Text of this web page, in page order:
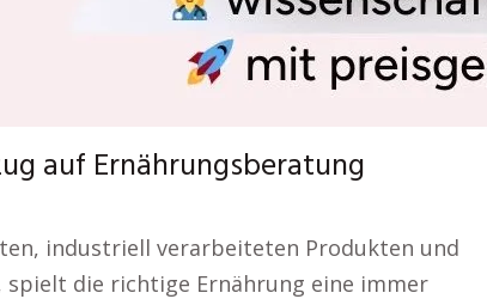
auf Ernährungsberatung
industriell verarbeiteten Produkten und
die richtige Ernährung eine immer